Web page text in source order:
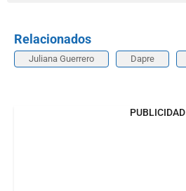
Relacionados
Juliana Guerrero Dapre
PUBLICIDAD